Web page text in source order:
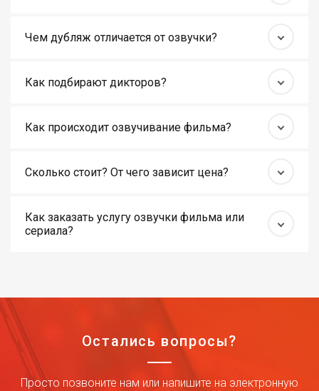
Чем дубляж отличается от озвучки?
Как подбирают дикторов?
Как происходит озвучивание фильма?
Сколько стоит? От чего зависит цена?
Как заказать услугу озвучки фильма или
сериала?
Остались вопросы?
Просто позвоните нам или напишите на электронную